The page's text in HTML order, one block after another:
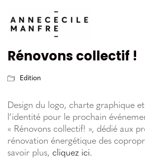
Rénovons collectif !
Edition
Design du logo, charte graphique
l’identité pour le prochain
« Rénovons collectif! », dédié aux
rénovation énergétique des
savoir plus, cliquez ici.